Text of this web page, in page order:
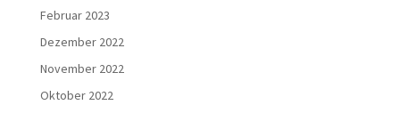
Februar 2023
Dezember 2022
November 2022
Oktober 2022